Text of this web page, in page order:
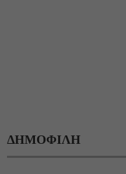
ΔΗΜΟΦΙΛΗ